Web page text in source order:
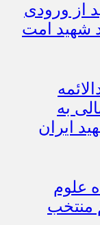
از ورودی
شهید امت
به
ایران
علوم
منتخب